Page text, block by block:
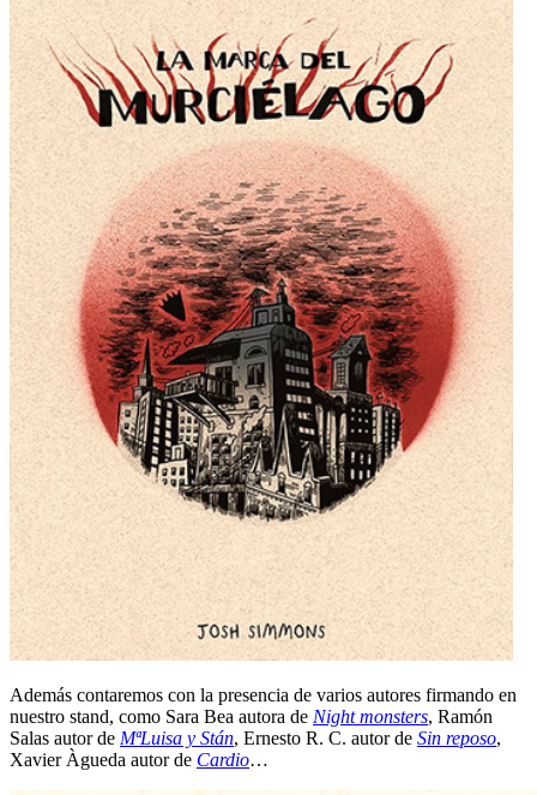
Además contaremos con la presencia de varios autores firmando en
nuestro stand, como Sara Bea autora de Night monsters, Ramón
Salas autor de MªLuisa y Stán, Ernesto R. C. autor de Sin reposo,
Xavier Àgueda autor de Cardio…